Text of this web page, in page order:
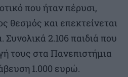
που ήταν πέρυσι,
θεσμός και επεκτείνεται
2.106 παιδιά που
τους στα Πανεπιστήμια
1.000 ευρώ.